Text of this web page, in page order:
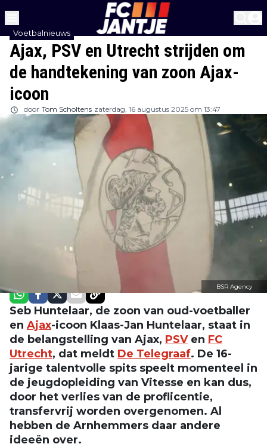
Ajax, PSV en Utrecht strijden om
de handtekening van zoon Ajax-
icoon
Voetbalnieuws
door Tom Scholtens zaterdag, 16 augustus 2025 om 13:47
BSR Agency
Seb Huntelaar, de zoon van oud-voetballer
en Ajax-icoon Klaas-Jan Huntelaar, staat in
de belangstelling van Ajax, PSVen FC
Utrecht, dat meldt De Telegraaf. De 16-
jarige talentvolle spits speelt momenteel in
de jeugdopleiding van Vitesse en kan dus,
door het verlies van de proflicentie,
transfervrij worden overgenomen. Al
hebben de Arnhemmers daar andere
ideeën over.